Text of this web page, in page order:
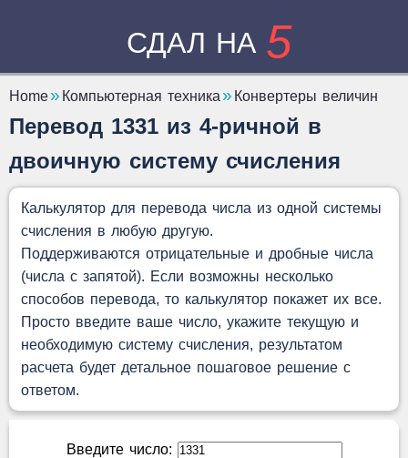
СДАЛ НА 5
Home Компьютерная техника Конвертеры величин
Перевод 1331 из 4-ричной в
двоичную систему счисления
Калькулятор для перевода числа из одной системы
счисления в любую другую.
Поддерживаются отрицательные и дробные числа
(числа с запятой). Если возможны несколько
способов перевода, то калькулятор покажет их все.
Просто введите ваше число, укажите текущую и
необходимую систему счисления, результатом
расчета будет детальное пошаговое решение с
ответом.
Введите число: